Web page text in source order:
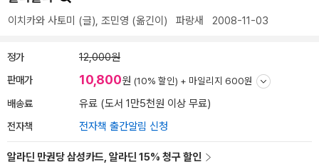
이치카와 사토미 (글), 조민영 (옮긴이) 파랑새 2008-11-03
정가 12,000원
판매가 10,800원 (10% 할인) + 마일리지 600원
배송료 유료 (도서 1만5천원 이상 무료)
전자책 전자책 출간알림 신청
알라딘 만권당 삼성카드, 알라딘 15% 청구 할인